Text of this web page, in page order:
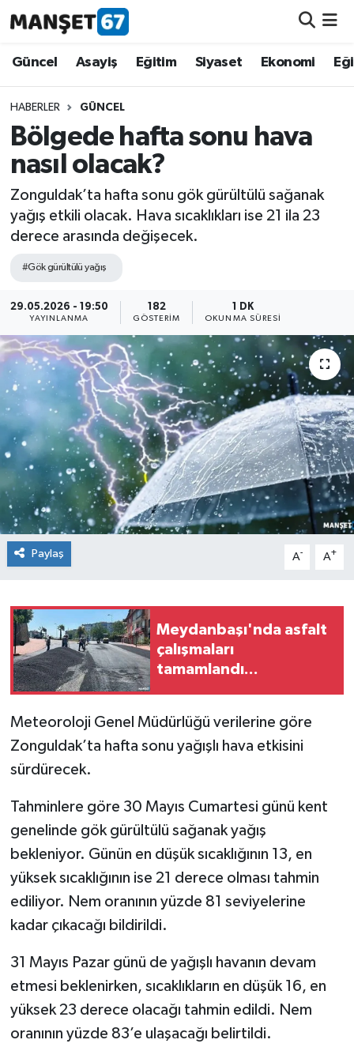
Güncel Asayiş Eğitim Siyaset Ekonomi
HABERLER GÜNCEL
Bölgede hafta sonu hava
nasıl olacak?
Zonguldak’ta hafta sonu gök gürültülü sağanak
yağış etkili olacak. Hava sıcaklıkları ise 21 ila 23
derece arasında değişecek.
#Gök gürültülü yağış
29.05.2026 - 19:50
YAYINLANMA
182
GÖSTERIM
1 DK
OKUNMA SÜRESI
Paylaş A- A+
Meydanbaşı'nda asfalt
çalışmaları
tamamlandı...
Meteoroloji Genel Müdürlüğü verilerine göre
Zonguldak’ta hafta sonu yağışlı hava etkisini
sürdürecek.
Tahminlere göre 30 Mayıs Cumartesi günü kent
genelinde gök gürültülü sağanak yağış
bekleniyor. Günün en düşük sıcaklığının 13, en
yüksek sıcaklığının ise 21 derece olması tahmin
ediliyor. Nem oranının yüzde 81 seviyelerine
kadar çıkacağı bildirildi.
31 Mayıs Pazar günü de yağışlı havanın devam
etmesi beklenirken, sıcaklıkların en düşük 16, en
yüksek 23 derece olacağı tahmin edildi. Nem
oranının yüzde 83’e ulaşacağı belirtildi.
Güncel
Asayiş
Siyaset
Eğitim
Ekonomi
Kültür-Sanat
Magazin
Medya
Mizah
Röportaj
Teknoloji